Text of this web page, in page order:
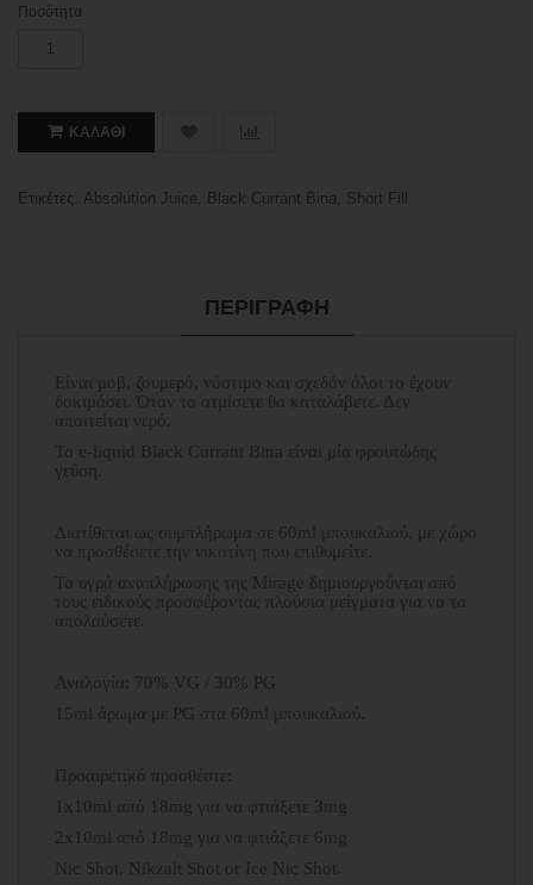
Ποσότητα
ΚΑΛΆΘΙ
Ετικέτες: Absolution Juice, Black Currant Bina, Short Fill
ΠΕΡΙΓΡΑΦΉ
Είναι μοβ, ζουμερό, νόστιμο και σχεδόν όλοι το έχουν
δοκιμάσει. Όταν το ατμίσετε θα καταλάβετε. Δεν
απαιτείται νερό.
Το e-liquid Black Currant Bina είναι μία φρουτώδης
γεύση.
Διατίθεται ως συμπλήρωμα σε 60ml μπουκαλιού, με χώρο
να προσθέσετε την νικοτίνη που επιθυμείτε.
Τα υγρά αναπλήρωσης της Mirage δημιουργούνται από
τους ειδικούς προσφέροντας πλούσια μείγματα για να τα
απολαύσετε.
Αναλογία: 70% VG / 30% PG
15ml άρωμα με PG στα 60ml μπουκαλιού.
Προαιρετικά προσθέστε:
1x10ml από 18mg για να φτιάξετε 3mg
2x10ml από 18mg για να φτιάξετε 6mg
Nic Shot, Nikzalt Shot or Ice Nic Shot.